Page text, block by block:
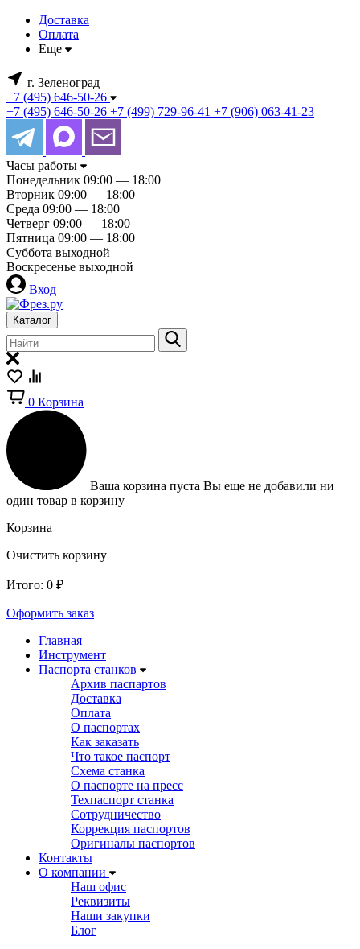
Доставка
Оплата
Еще
г. Зеленоград
+7 (495) 646-50-26
+7 (495) 646-50-26 +7 (499) 729-96-41 +7 (906) 063-41-23
Часы работы
Понедельник 09:00 — 18:00
Вторник 09:00 — 18:00
Среда 09:00 — 18:00
Четверг 09:00 — 18:00
Пятница 09:00 — 18:00
Суббота выходной
Воскресенье выходной
Вход
Каталог
0 Корзина
Ваша корзина пуста Вы еще не добавили ни
один товар в корзину
Корзина
Очистить корзину
Итого: 0 ₽
Оформить заказ
Главная
Инструмент
Паспорта станков
Архив паспартов
Доставка
Оплата
О паспортах
Как заказать
Что такое паспорт
Схема станка
О паспорте на пресс
Техпаспорт станка
Сотрудничество
Коррекция паспортов
Оригиналы паспортов
Контакты
О компании
Наш офис
Реквизиты
Наши закупки
Блог